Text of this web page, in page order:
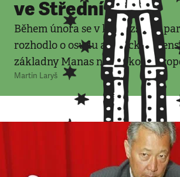
ve Střední Asii
Během února se v kyrgyzském
rozhodlo o osudu americké
základny Manas nedaleko
Martin Laryš